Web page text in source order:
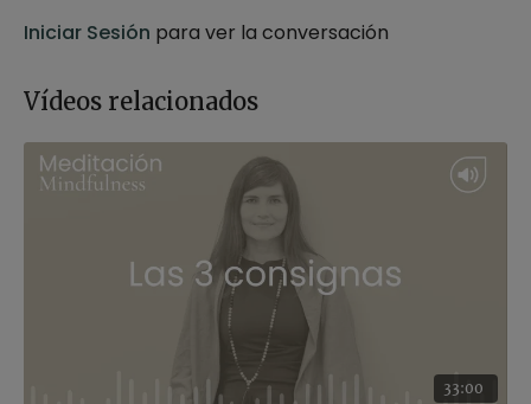
Iniciar Sesión para ver la conversación
Vídeos relacionados
33:00